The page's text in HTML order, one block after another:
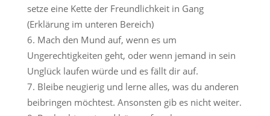
setze eine Kette der Freundlichkeit in Gang
(Erklärung im unteren Bereich)
Mach den Mund auf, wenn es um
Ungerechtigkeiten geht, oder wenn jemand in sein
Unglück laufen würde und es fällt dir auf.
Bleibe neugierig und lerne alles, was du anderen
beibringen möchtest. Ansonsten gib es nicht weiter.